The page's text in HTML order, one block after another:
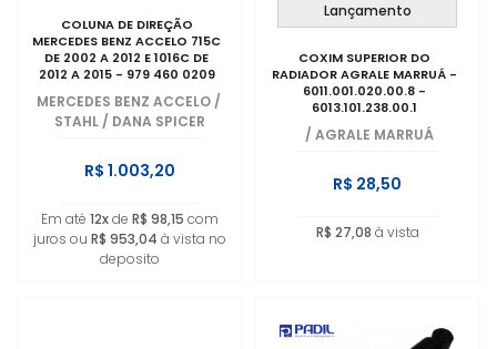
COLUNA DE DIREÇÃO
MERCEDES BENZ ACCELO 715C
DE 2002 A 2012 E 1016C DE
2012 A 2015 - 979 460 0209
MERCEDES BENZ ACCELO /
STAHL / DANA SPICER
R$ 1.003,20
Em até 12xde R$ 98,15 com
juros ou R$ 953,04 à vista no
deposito
Lançamento
COXIM SUPERIOR DO
RADIADOR AGRALE MARRUÁ -
6011.001.020.00.8 -
6013.101.238.00.1
/ AGRALE MARRUÁ
R$ 28,50
R$ 27,08 à vista